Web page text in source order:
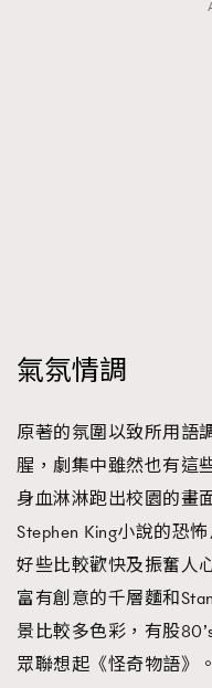
氣氛情調
原著的氛圍以致所用語
腥，劇集中雖然也有這
身血淋淋跑出校園的畫
Stephen King小說的恐
好些比較歡快及振奮人
富有創意的千層麵和
景比較多色彩，有股
眾聯想起《怪奇物語》。